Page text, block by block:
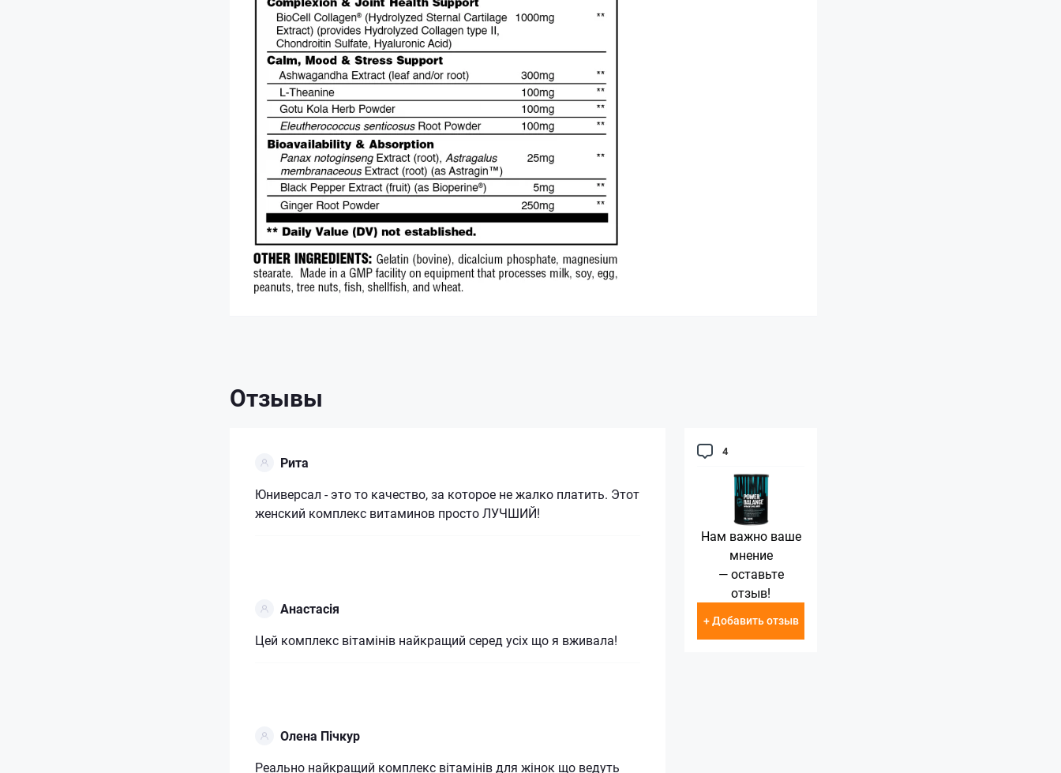
Отзывы
4
Нам важно ваше
мнение
— оставьте
отзыв!
+ Добавить отзыв
Рита
Юниверсал - это то качество, за которое не жалко платить. Этот
женский комплекс витаминов просто ЛУЧШИЙ!
Анастасія
Цей комплекс вітамінів найкращий серед усіх що я вживала!
Олена Пічкур
Реально найкращий комплекс вітамінів для жінок що ведуть